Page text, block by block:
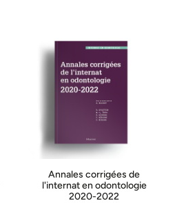
Annales corrigées de
l'internat en odontologie
2020-2022